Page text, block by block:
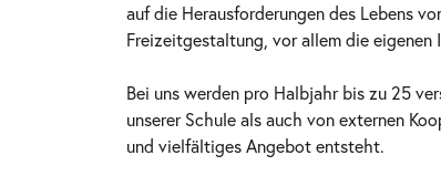
auf die Herausforderungen des Lebens
Freizeitgestaltung, vor allem die eigenen
Bei uns werden pro Halbjahr bis zu 25
unserer Schule als auch von externen
und vielfältiges Angebot entsteht.